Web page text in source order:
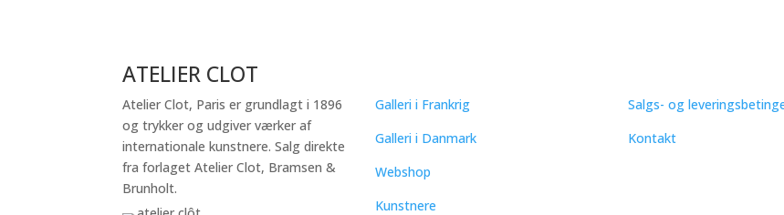
ATELIER CLOT
Atelier Clot, Paris er grundlagt i 1896
og trykker og udgiver værker af
internationale kunstnere. Salg direkte
fra forlaget Atelier Clot, Bramsen &
Brunholt.
Galleri i Frankrig
Galleri i Danmark
Webshop
Kunstnere
Salgs- og
Kontakt